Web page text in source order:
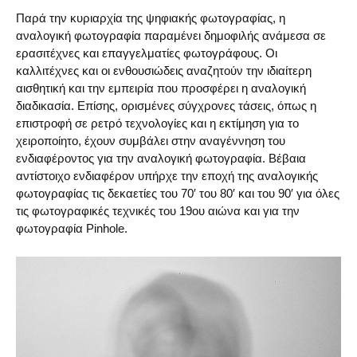
Παρά την κυριαρχία της ψηφιακής φωτογραφίας, η
αναλογική φωτογραφία παραμένει δημοφιλής ανάμεσα σε
ερασιτέχνες και επαγγελματίες φωτογράφους. Οι
καλλιτέχνες και οι ενθουσιώδεις αναζητούν την ιδιαίτερη
αισθητική και την εμπειρία που προσφέρει η αναλογική
διαδικασία. Επίσης, ορισμένες σύγχρονες τάσεις, όπως η
επιστροφή σε ρετρό τεχνολογίες και η εκτίμηση για το
χειροποίητο, έχουν συμβάλει στην αναγέννηση του
ενδιαφέροντος για την αναλογική φωτογραφία. Βέβαια
αντίστοιχο ενδιαφέρον υπήρχε την εποχή της αναλογικής
φωτογραφίας τις δεκαετίες του 70′ του 80′ και του 90′ για όλες
τις φωτογραφικές τεχνικές του 19ου αιώνα και για την
φωτογραφία Pinhole.